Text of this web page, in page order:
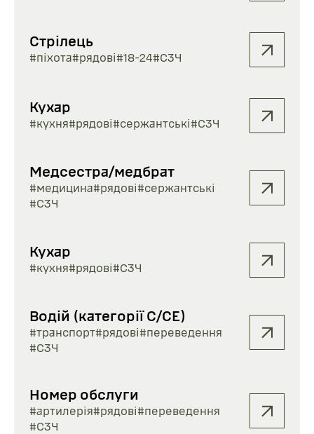
Стрілець
#піхота#рядові#18-24#СЗЧ
Кухар
#кухня#рядові#сержантські#СЗЧ
Медсестра/медбрат
#медицина#рядові#сержантські
#СЗЧ
Кухар
#кухня#рядові#СЗЧ
Водій (категорії С/СЕ)
#транспорт#рядові#переведення
#СЗЧ
Номер обслуги
#артилерія#рядові#переведення
#СЗЧ